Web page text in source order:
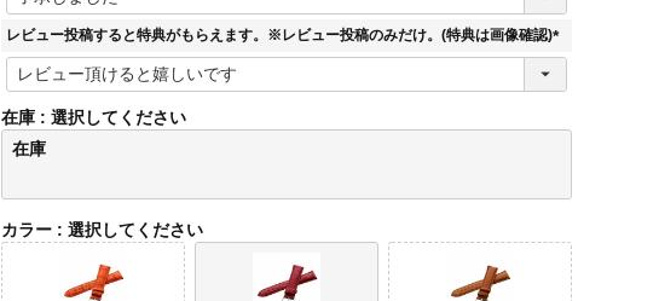
須
レビュー投稿すると特典がもらえます。※レビュー投稿のみだけ。(特典は画像確認)
(
)
在庫
選択してください
在庫
カラー 選択してください